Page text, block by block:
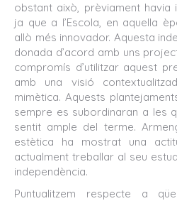
obstant això, prèviament havia
ja que a l’Escola, en aquella
allò més innovador. Aquesta
donada d’acord amb uns
compromís d’utilitzar aquest
amb una visió
mimètica. Aquests
sempre es subordinaran a les
sentit ample del terme.
estètica ha mostrat una
actualment treballar al seu
independència.
Puntualitzem respecte a